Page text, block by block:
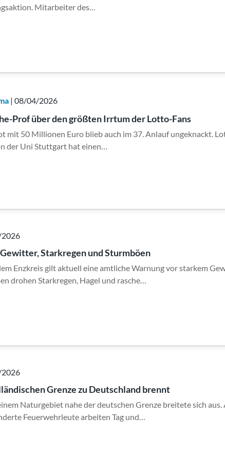
Mitarbeiter des…
| 08/04/2026
Prof über den größten Irrtum der Lotto-Fans
mit 50 Millionen Euro blieb auch im 37. Anlauf ungeknackt.
der Uni Stuttgart hat einen…
Starkregen und Sturmböen
Enzkreis gilt aktuell eine amtliche Warnung vor starkem
drohen Starkregen, Hagel und rasche…
Grenze zu Deutschland brennt
Naturgebiet nahe der deutschen Grenze breitete sich
Feuerwehrleute arbeiten Tag und…